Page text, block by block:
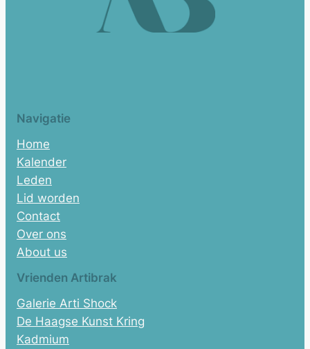
Navigatie
Home
Kalender
Leden
Lid worden
Contact
Over ons
About us
Vrienden Artibrak
Galerie Arti Shock
De Haagse Kunst Kring
Kadmium